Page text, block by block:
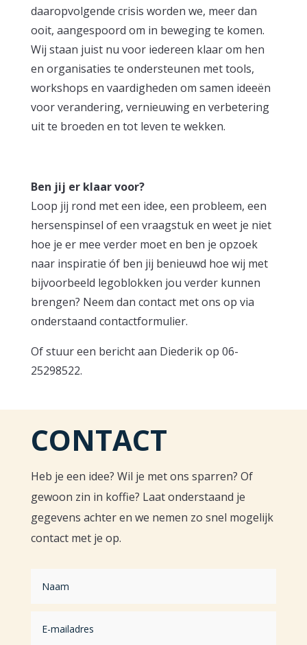
daaropvolgende crisis worden we, meer dan
ooit, aangespoord om in beweging te komen.
Wij staan juist nu voor iedereen klaar om hen
en organisaties te ondersteunen met tools,
workshops en vaardigheden om samen ideeën
voor verandering, vernieuwing en verbetering
uit te broeden en tot leven te wekken.
Ben jij er klaar voor?
Loop jij rond met een idee, een probleem, een
hersenspinsel of een vraagstuk en weet je niet
hoe je er mee verder moet en ben je opzoek
naar inspiratie óf ben jij benieuwd hoe wij met
bijvoorbeeld legoblokken jou verder kunnen
brengen? Neem dan contact met ons op via
onderstaand contactformulier.
Of stuur een bericht aan Diederik op 06-
25298522.
CONTACT
Heb je een idee? Wil je met ons sparren? Of
gewoon zin in koffie? Laat onderstaand je
gegevens achter en we nemen zo snel mogelijk
contact met je op.